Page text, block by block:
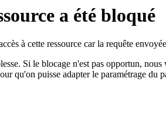
a été bloqué
à cette ressource car la requête
Si le blocage n'est pas opportun,
qu'on puisse adapter le paramétrage du